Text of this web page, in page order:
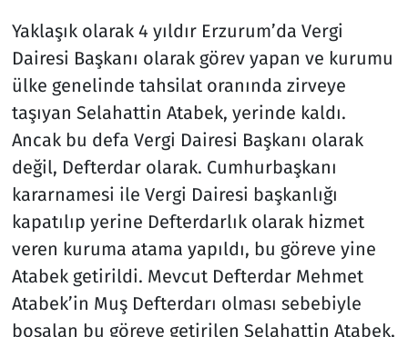
Yaklaşık olarak 4 yıldır Erzurum’da Vergi
Dairesi Başkanı olarak görev yapan ve kurumu
ülke genelinde tahsilat oranında zirveye
taşıyan Selahattin Atabek, yerinde kaldı.
Ancak bu defa Vergi Dairesi Başkanı olarak
değil, Defterdar olarak. Cumhurbaşkanı
kararnamesi ile Vergi Dairesi başkanlığı
kapatılıp yerine Defterdarlık olarak hizmet
veren kuruma atama yapıldı, bu göreve yine
Atabek getirildi. Mevcut Defterdar Mehmet
Atabek’in Muş Defterdarı olması sebebiyle
boşalan bu göreve getirilen Selahattin Atabek,
Teknoloji ve Bilim
Televizyon